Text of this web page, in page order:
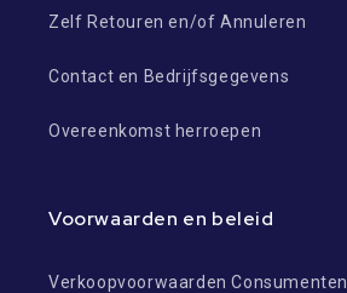
Zelf Retouren en/of Annuleren
Contact en Bedrijfsgegevens
Overeenkomst herroepen
Voorwaarden en beleid
Verkoopvoorwaarden Consumenten